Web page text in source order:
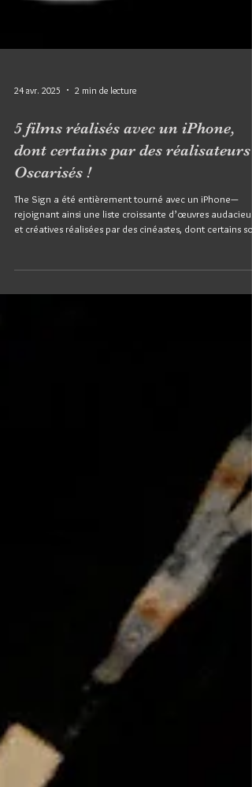
24 avr. 2025 2 min de lecture
5 films réalisés avec un iPhone,
Oscarisés !
The Sign a été entièrement tourné avec un iPhone—
et créatives réalisées par des cinéastes, dont certains
Soderbergh et Danny Boyle...